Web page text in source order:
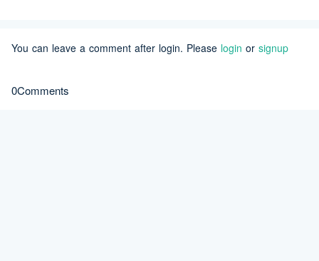
You can leave a comment after login. Please login or signup
0Comments